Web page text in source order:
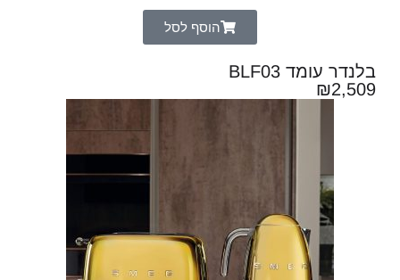
הוסף לסל
בלנדר עומד BLF03
₪2,509